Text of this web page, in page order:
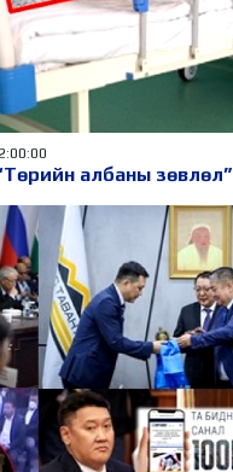
албаны зөвлөл”